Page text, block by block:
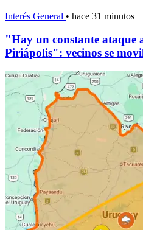
Interés General • hace 31 minutos
"Hay un constante ataque
Piriápolis": vecinos se